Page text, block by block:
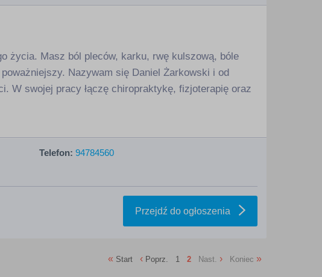
życia. Masz ból pleców, karku, rwę kulszową, bóle
Nazywam się Daniel Żarkowski i od
W swojej pracy łączę chiropraktykę, fizjoterapię oraz
Telefon: 94784560
Przejdź do ogłoszenia
« Start ‹ Poprz. 1 2 Nast. › Koniec »